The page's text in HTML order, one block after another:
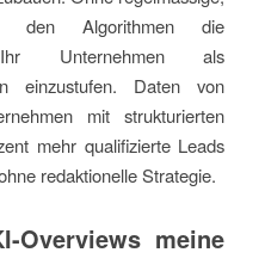
den Algorithmen die
Unternehmen als
einzustufen. Daten von
mit strukturierten
mehr qualifizierte Leads
redaktionelle Strategie.
Overviews meine